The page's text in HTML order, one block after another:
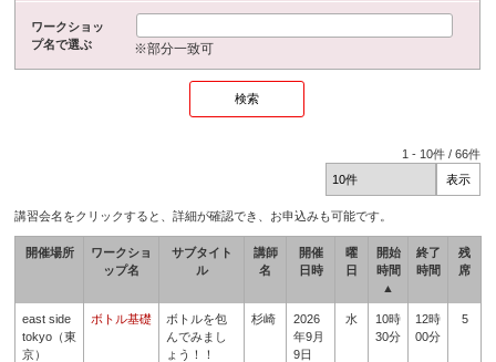
ワークショッ
プ名で選ぶ
※部分一致可
1 - 10件 /66件
講習会名をクリックすると、詳細が確認でき、お申込みも可能です。
開催場所
ワークショ
ップ名
サブタイト
ル
講師
名
開催
日時
曜
日
開始
時間
▲
終了
時間
残
席
east side
tokyo（東
京）
ボトル基礎
ボトルを包
んでみまし
ょう！！
杉崎
2026
年9月
9日
水
10時
30分
12時
00分
5